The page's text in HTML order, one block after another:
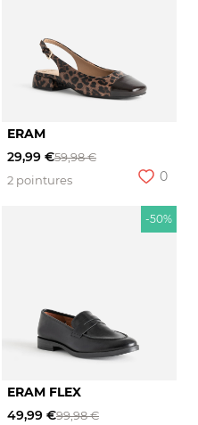
ERAM
29,99 €59,98 €
2 pointures
0
-50%
ERAM FLEX
49,99 €99,98 €